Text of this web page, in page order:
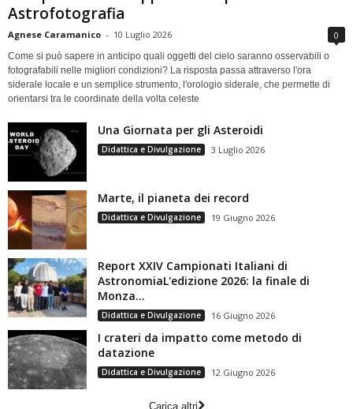
Astrofotografia
Agnese Caramanico - 10 Luglio 2026 0
Come si può sapere in anticipo quali oggetti del cielo saranno osservabili o
fotografabili nelle migliori condizioni? La risposta passa attraverso l'ora
siderale locale e un semplice strumento, l'orologio siderale, che permette di
orientarsi tra le coordinate della volta celeste
Una Giornata per gli Asteroidi
Didattica e Divulgazione 3 Luglio 2026
Marte, il pianeta dei record
Didattica e Divulgazione 19 Giugno 2026
Report XXIV Campionati Italiani di
AstronomiaL'edizione 2026: la finale di
Monza...
Didattica e Divulgazione 16 Giugno 2026
I crateri da impatto come metodo di
datazione
Didattica e Divulgazione 12 Giugno 2026
Carica altri